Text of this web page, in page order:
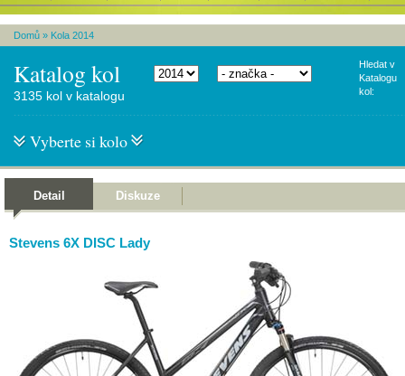
Domů » Kola 2014
Katalog kol
Hledat v
Katalogu
kol:
3135 kol v katalogu
Vyberte si kolo
Detail Diskuze
Stevens 6X DISC Lady